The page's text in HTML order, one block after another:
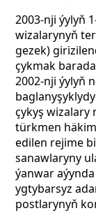
2003-nji ýylyň
wizalarynyň
gezek)
çykmak
2002-nji ýylyň
çykyş wizalary
türkmen
edilen rejime
sanawlaryny
ýanwar
ygtybarsyz
postlarynyň